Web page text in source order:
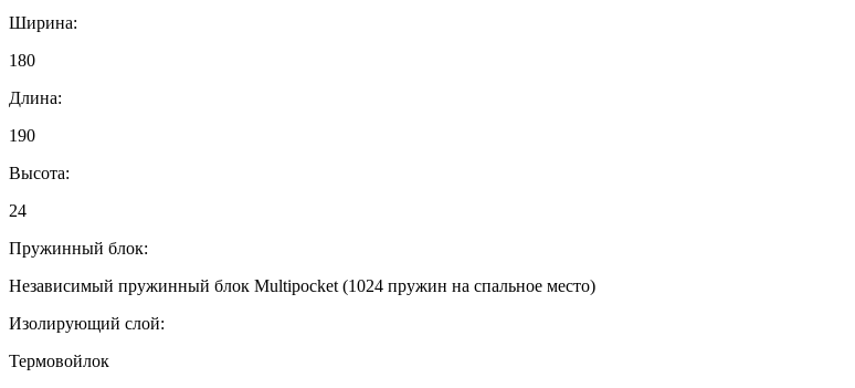
Ширина:
180
Длина:
190
Высота:
24
Пружинный блок:
Независимый пружинный блок Multipocket (1024 пружин на спальное место)
Изолирующий слой:
Термовойлок